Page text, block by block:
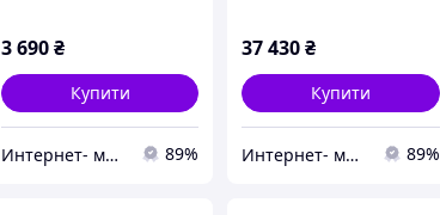
3 690₴
Купити
Интернет- магазин "AKB-OK" 89%
37 430₴
Купити
Интернет- магазин "AKB-OK" 89%